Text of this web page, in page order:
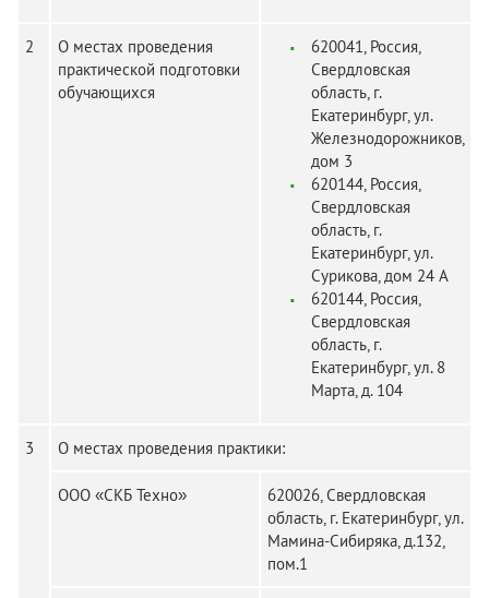
2
О местах проведения
практической подготовки
обучающихся
620041, Россия,
Свердловская
область, г.
Екатеринбург, ул.
Железнодорожников,
дом 3
620144, Россия,
Свердловская
область, г.
Екатеринбург, ул.
Сурикова, дом 24 А
620144, Россия,
Свердловская
область, г.
Екатеринбург, ул. 8
Марта, д. 104
3 О местах проведения практики:
ООО «СКБ Техно»
620026, Свердловская
область, г. Екатеринбург, ул.
Мамина-Сибиряка, д.132,
пом.1